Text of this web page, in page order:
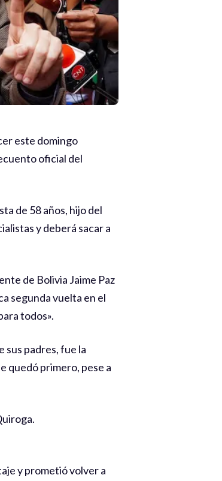
este domingo
oficial del
de 58 años, hijo del
y deberá sacar a
de Bolivia Jaime Paz
segunda vuelta en el
todos».
sus padres, fue la
quedó primero, pese a
y prometió volver a